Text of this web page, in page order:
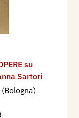
su
Sartori